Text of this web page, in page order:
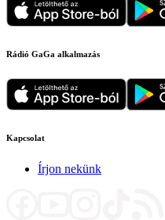
Rádió GaGa alkalmazás
Kapcsolat
Írjon nekünk